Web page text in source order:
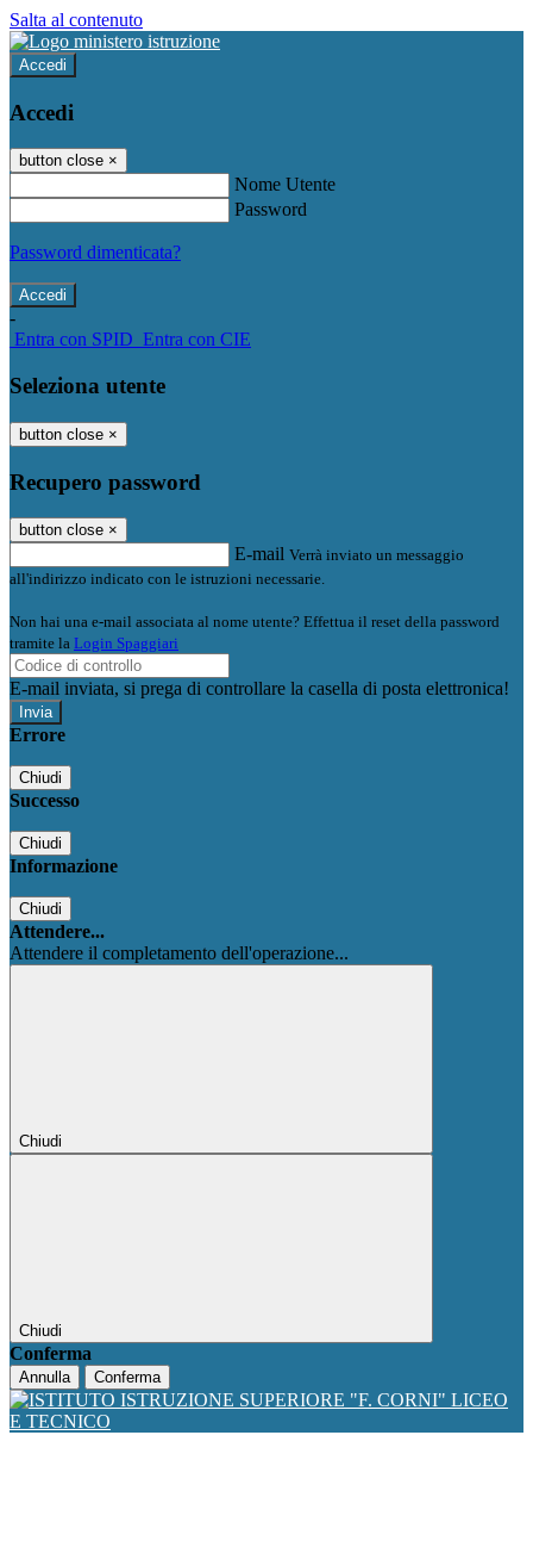
Salta al contenuto
Accedi
Accedi
button close ×
Nome Utente
Password
Password dimenticata?
-
Entra con SPID Entra con CIE
Seleziona utente
button close ×
Recupero password
button close ×
E-mail Verrà inviato un messaggio
all'indirizzo indicato con le istruzioni necessarie.
Non hai una e-mail associata al nome utente? Effettua il reset della password
tramite la Login Spaggiari
E-mail inviata, si prega di controllare la casella di posta elettronica!
Errore
Chiudi
Successo
Chiudi
Informazione
Chiudi
Attendere...
Attendere il completamento dell'operazione...
Chiudi
Chiudi
Conferma
Annulla Conferma